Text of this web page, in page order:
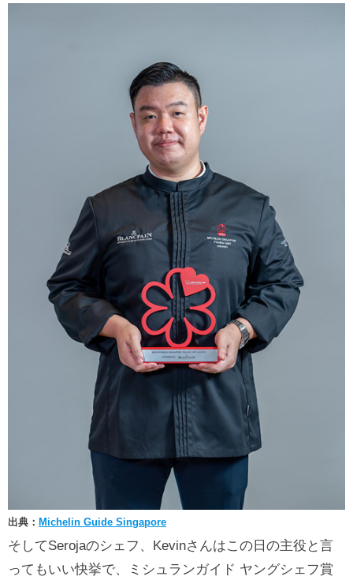
出典： Michelin Guide Singapore
そしてSerojaのシェフ、Kevinさんはこの日の主役と言
ってもいい快挙で、ミシュランガイド ヤングシェフ賞